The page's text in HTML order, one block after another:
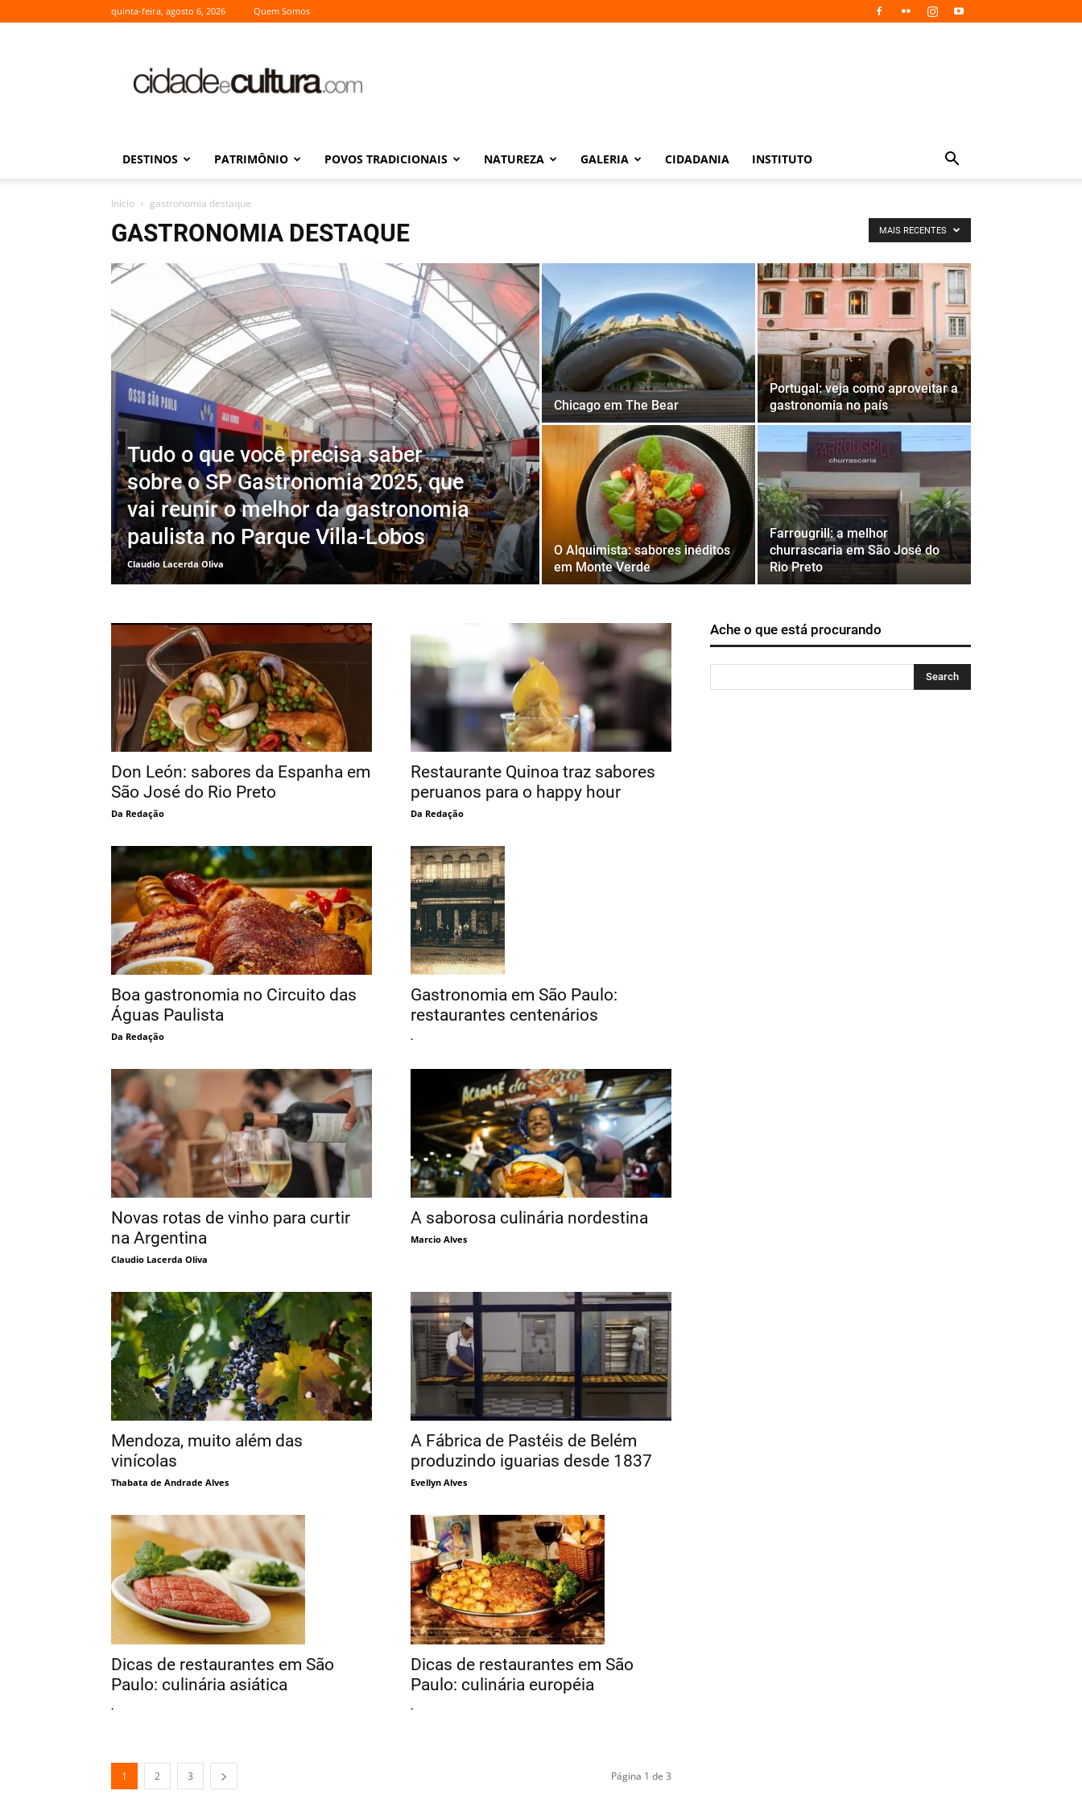
quinta-feira, agosto 6, 2026 Quem Somos
Cultura
DESTINOS PATRIMÔNIO POVOS TRADICIONAIS NATUREZA GALERIA CIDADANIA INSTITUTO
Início gastronomia destaque
GASTRONOMIA DESTAQUE MAIS RECENTES
Tudo o que você precisa saber
sobre o SP Gastronomia 2025, que
vai reunir o melhor da gastronomia
paulista no Parque Villa-Lobos
Claudio Lacerda Oliva
Chicago em The Bear
Portugal: veja como aproveitar a
gastronomia no país
O Alquimista: sabores inéditos
em Monte Verde
Farrougrill: a melhor
churrascaria em São José do
Rio Preto
Don León: sabores da Espanha em
São José do Rio Preto
Da Redação
Restaurante Quinoa traz sabores
peruanos para o happy hour
Da Redação
Boa gastronomia no Circuito das
Águas Paulista
Da Redação
Gastronomia em São Paulo:
restaurantes centenários
.
Novas rotas de vinho para curtir
na Argentina
Claudio Lacerda Oliva
A saborosa culinária nordestina
Marcio Alves
Mendoza, muito além das
vinícolas
Thabata de Andrade Alves
A Fábrica de Pastéis de Belém
produzindo iguarias desde 1837
Evellyn Alves
Dicas de restaurantes em São
Paulo: culinária asiática
.
Dicas de restaurantes em São
Paulo: culinária européia
.
1 2 3 Página 1 de 3
Ache o que está procurando